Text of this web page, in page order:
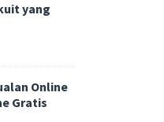
yang
Online
Gratis